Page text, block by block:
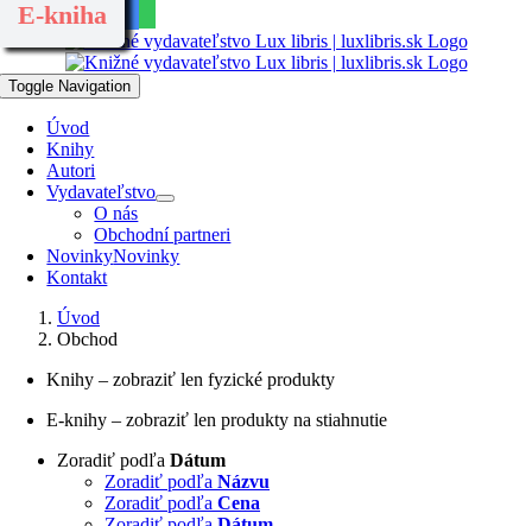
Skip to content
Toggle Navigation
Úvod
Knihy
Autori
Vydavateľstvo
O nás
Obchodní partneri
NovinkyNovinky
Kontakt
Úvod
Obchod
Knihy – zobraziť len fyzické produkty
E-knihy – zobraziť len produkty na stiahnutie
Zoradiť podľa Dátum
Zoradiť podľa Názvu
Zoradiť podľa Cena
E-kniha
E-kniha